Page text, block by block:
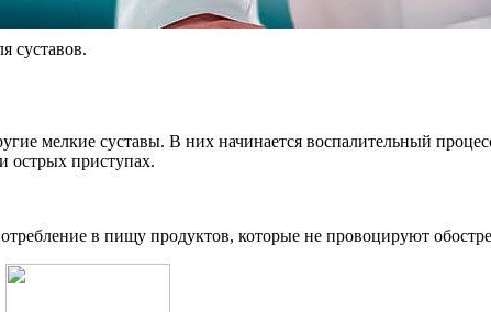
суставов.
мелкие суставы. В них начинается воспалительный
острых приступах.
в пищу продуктов, которые не провоцируют